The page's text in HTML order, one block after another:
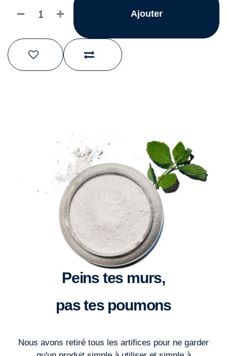
Ajouter
Peins tes murs,
pas tes poumons
Nous avons retiré tous les artifices pour ne garder